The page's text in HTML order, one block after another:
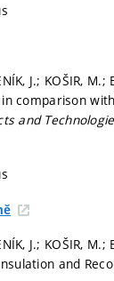
J.; KOŠIR,
comparison
and
J.; KOŠIR,
and